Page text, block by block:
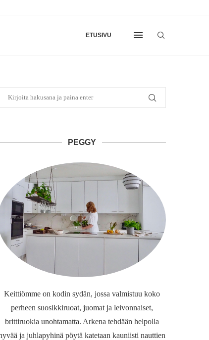
ETUSIVU
PEGGY
Keittiömme on kodin sydän, jossa valmistuu koko
perheen suosikkiruoat, juomat ja leivonnaiset,
brittiruokia unohtamatta. Arkena tehdään helpolla
ja juhlapyhinä pöytä katetaan kauniisti nauttien